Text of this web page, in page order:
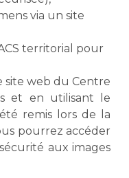
via un site
territorial pour
site web du Centre
et en utilisant le
remis lors de la
pourrez accéder
aux images